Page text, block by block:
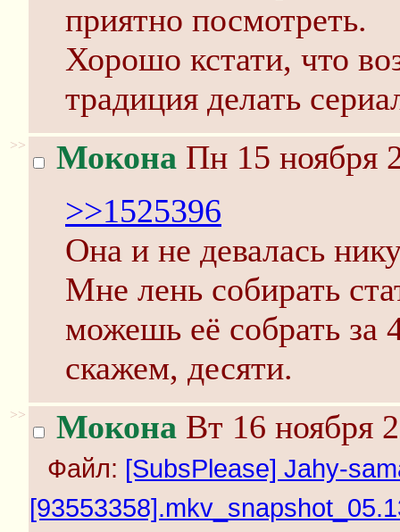
приятно посмотреть.
Хорошо кстати, что
традиция делать
>> Мокона Пн 15 ноября
>>1525396
Она и не девалась
Мне лень собирать
можешь её собрать за
скажем, десяти.
>> Мокона Вт 16 ноября
Файл: [SubsPlease] Jahy-